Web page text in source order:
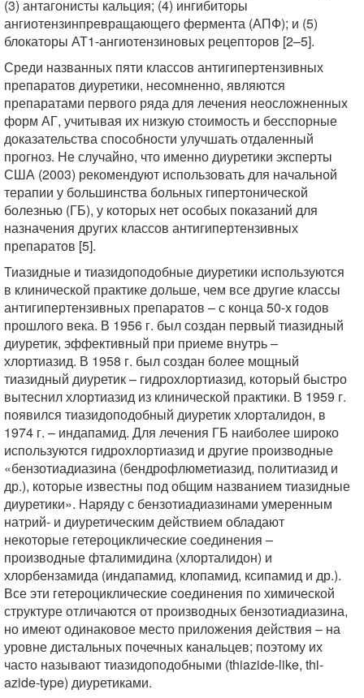
(3) антагонисты кальция; (4) ингибиторы
ангиотензинпревращающего фермента (АПФ); и (5)
блокаторы АТ1-ангиотензиновых рецепторов [2–5].
Среди названных пяти классов антигипертензивных
препаратов диуретики, несомненно, являются
препаратами первого ряда для лечения неосложненных
форм АГ, учитывая их низкую стоимость и бесспорные
доказательства способности улучшать отдаленный
прогноз. Не случайно, что именно диуретики эксперты
США (2003) рекомендуют использовать для начальной
терапии у большинства больных гипертонической
болезнью (ГБ), у которых нет особых показаний для
назначения других классов антигипертензивных
препаратов [5].
Тиазидные и тиазидоподобные диуретики используются
в клинической практике дольше, чем все другие классы
антигипертензивных препаратов – с конца 50-х годов
прошлого века. В 1956 г. был создан первый тиазидный
диуретик, эффективный при приеме внутрь –
хлортиазид. В 1958 г. был создан более мощный
тиазидный диуретик – гидрохлортиазид, который быстро
вытеснил хлортиазид из клинической практики. В 1959 г.
появился тиазидоподобный диуретик хлорталидон, в
1974 г. – индапамид. Для лечения ГБ наиболее широко
используются гидрохлортиазид и другие производные
«бензотиадиазина (бендрофлюметиазид, политиазид и
др.), которые известны под общим названием тиазидные
диуретики». Наряду с бензотиадиазинами умеренным
натрий- и диуретическим действием обладают
некоторые гетероциклические соединения –
производные фталимидина (хлорталидон) и
хлорбензамида (индапамид, клопамид, ксипамид и др.).
Все эти гетероциклические соединения по химической
структуре отличаются от производных бензотиадиазина,
но имеют одинаковое место приложения действия – на
уровне дистальных почечных канальцев; поэтому их
часто называют тиазидоподобными (thiazide-like, thi-
azide-type) диуретиками.